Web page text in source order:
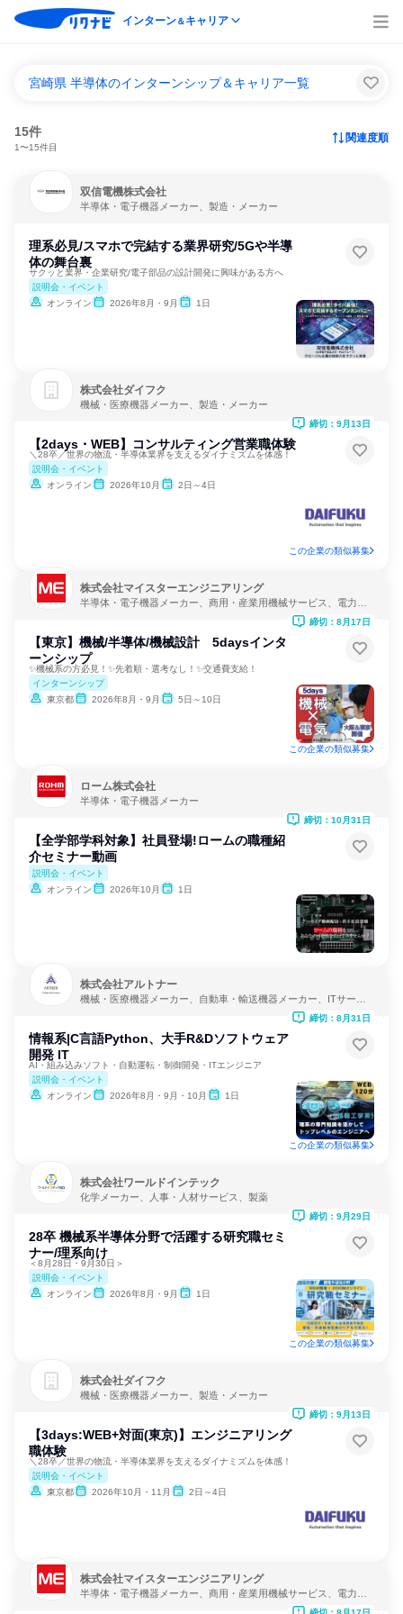
インターン＆キャリア
宮崎県 半導体のインターンシップ＆キャリア一覧
15件
1〜15件目
関連度順
双信電機株式会社
半導体・電子機器メーカー、製造・メーカー
理系必見/スマホで完結する業界研究/5Gや半導
体の舞台裏
サクッと業界・企業研究/電子部品の設計開発に興味がある方へ
説明会・イベント
オンライン
2026年8月・9月 1日
株式会社ダイフク
機械・医療機器メーカー、製造・メーカー
【2days・WEB】コンサルティング営業職体験
＼28卒／世界の物流・半導体業界を支えるダイナミズムを体感！
説明会・イベント
オンライン
2026年10月 2日～4日
締切：9月13日
この企業の類似募集
株式会社マイスターエンジニアリング
半導体・電子機器メーカー、商用・産業用機械サービス、電力・
【東京】機械/半導体/機械設計 5daysインタ
ーンシップ
✨機械系の方必見！✨先着順・選考なし！✨交通費支給！
インターンシップ
東京都
2026年8月・9月 5日～10日
締切：8月17日
この企業の類似募集
ローム株式会社
半導体・電子機器メーカー
【全学部学科対象】社員登場!ロームの職種紹
介セミナー動画
説明会・イベント
オンライン
2026年10月 1日
締切：10月31日
株式会社アルトナー
機械・医療機器メーカー、自動車・輸送機器メーカー、ITサービ
情報系|C言語Python、大手R&Dソフトウェア
開発 IT
AI・組み込みソフト・自動運転・制御開発・ITエンジニア
説明会・イベント
オンライン
2026年8月・9月・10月 1日
締切：8月31日
この企業の類似募集
株式会社ワールドインテック
化学メーカー、人事・人材サービス、製薬
28卒 機械系半導体分野で活躍する研究職セミ
ナー/理系向け
＜8月28日・9月30日＞
説明会・イベント
オンライン
2026年8月・9月 1日
締切：9月29日
この企業の類似募集
株式会社ダイフク
機械・医療機器メーカー、製造・メーカー
【3days:WEB+対面(東京)】エンジニアリング
職体験
＼28卒／世界の物流・半導体業界を支えるダイナミズムを体感！
説明会・イベント
東京都
2026年10月・11月 2日～4日
締切：9月13日
株式会社マイスターエンジニアリング
半導体・電子機器メーカー、商用・産業用機械サービス、電力・